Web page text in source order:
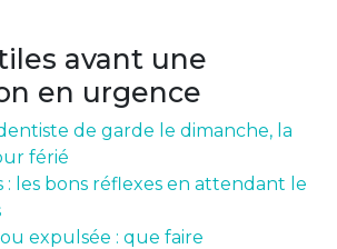
avant une
en urgence
de garde le dimanche, la
férié
: les bons réflexes en attendant le
expulsée : que faire